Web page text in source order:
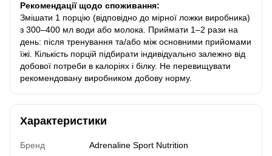
Рекомендації щодо споживання:
Змішати 1 порцію (відповідно до мірної ложки виробника)
з 300–400 мл води або молока. Приймати 1–2 рази на
день: після тренування та/або між основними прийомами
їжі. Кількість порцій підбирати індивідуально залежно від
добової потреби в калоріях і білку. Не перевищувати
рекомендовану виробником добову норму.
Характеристики
Бренд
Adrenaline Sport Nutrition